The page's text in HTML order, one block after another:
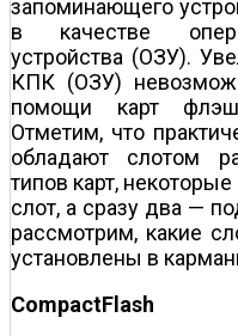
запоминающего
в качестве
устройства (ОЗУ).
КПК (ОЗУ)
помощи карт
Отметим, что
обладают слотом
типов карт,
слот, а сразу два —
рассмотрим, какие
установлены в
CompactFlash